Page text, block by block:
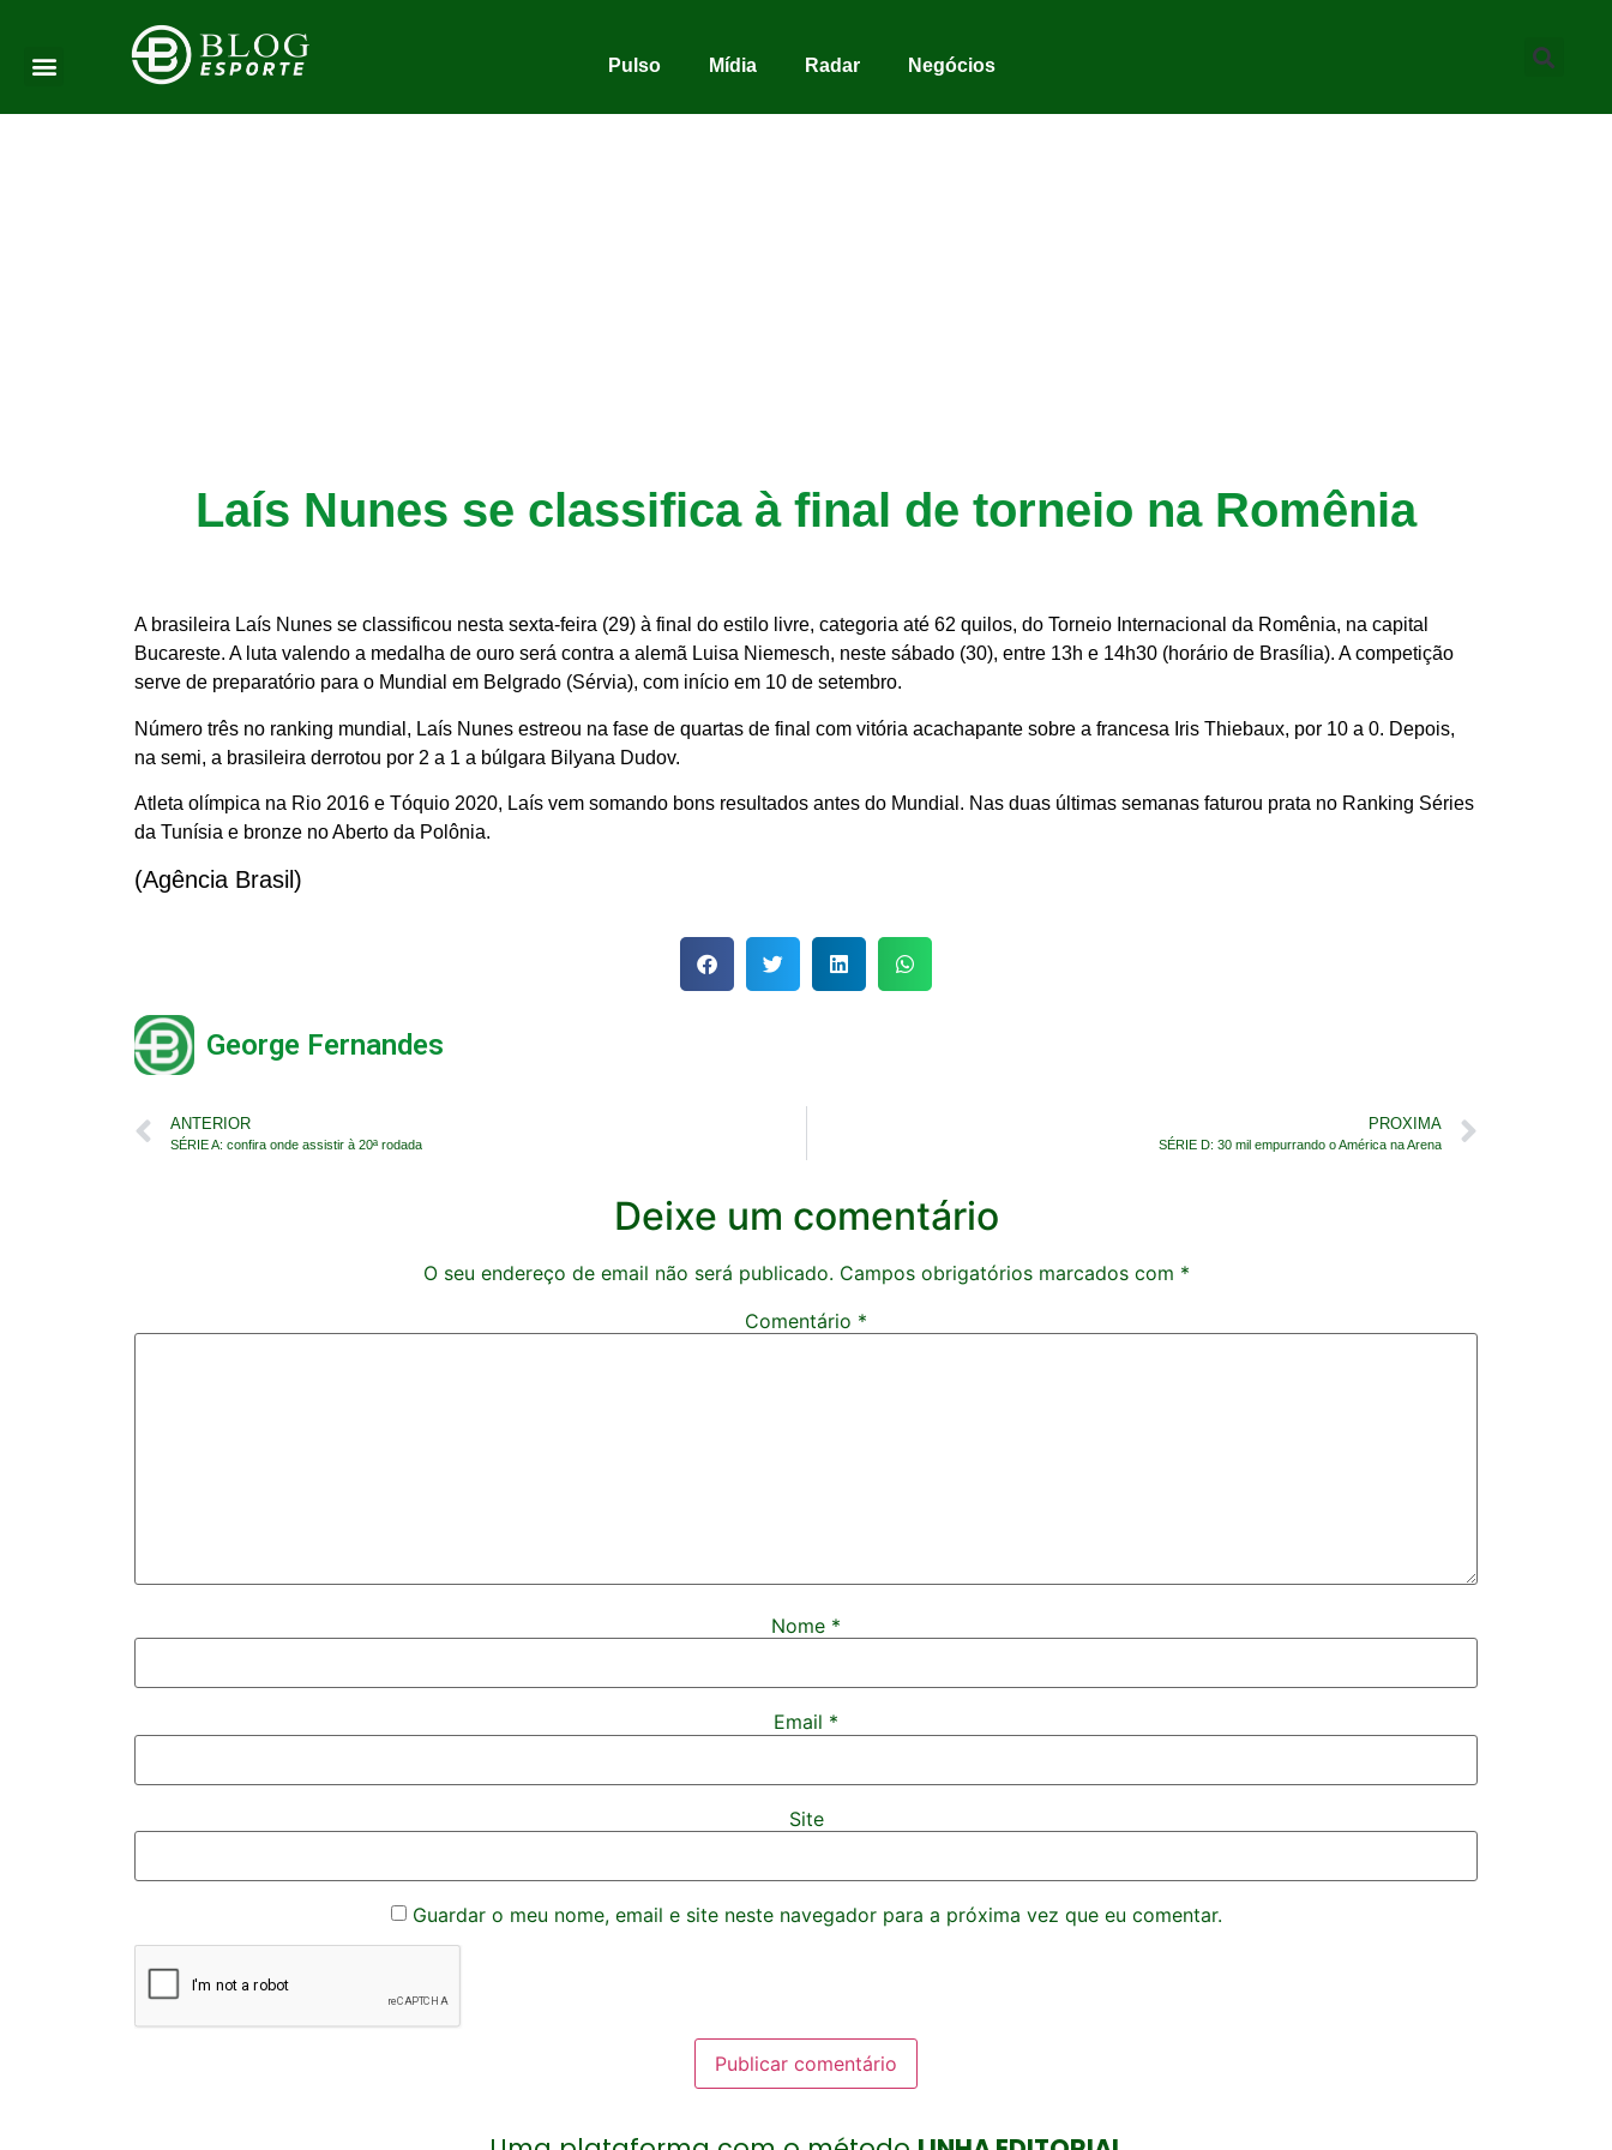
Pulso Mídia Radar Negócios
Laís Nunes se classifica à final de torneio na Romênia
A brasileira Laís Nunes se classificou nesta sexta-feira (29) à final do estilo livre, categoria até 62 quilos, do Torneio Internacional da Romênia, na capital
Bucareste. A luta valendo a medalha de ouro será contra a alemã Luisa Niemesch, neste sábado (30), entre 13h e 14h30 (horário de Brasília). A competição
serve de preparatório para o Mundial em Belgrado (Sérvia), com início em 10 de setembro.
Número três no ranking mundial, Laís Nunes estreou na fase de quartas de final com vitória acachapante sobre a francesa Iris Thiebaux, por 10 a 0. Depois,
na semi, a brasileira derrotou por 2 a 1 a búlgara Bilyana Dudov.
Atleta olímpica na Rio 2016 e Tóquio 2020, Laís vem somando bons resultados antes do Mundial. Nas duas últimas semanas faturou prata no Ranking Séries
da Tunísia e bronze no Aberto da Polônia.
(Agência Brasil)
George Fernandes
ANTERIOR
SÉRIE A: confira onde assistir à 20ª rodada
PROXIMA
SÉRIE D: 30 mil empurrando o América na Arena
Deixe um comentário
O seu endereço de email não será publicado. Campos obrigatórios marcados com *
Comentário *
Nome *
Email *
Site
Guardar o meu nome, email e site neste navegador para a próxima vez que eu comentar.